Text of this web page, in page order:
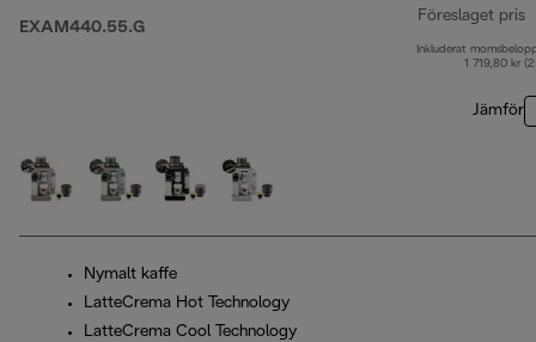
EXAM440.55.G
Föreslaget pris
Inkluderat
1 719,80 kr
Jämför
Nymalt kaffe
LatteCrema Hot Technology
LatteCrema Cool Technology